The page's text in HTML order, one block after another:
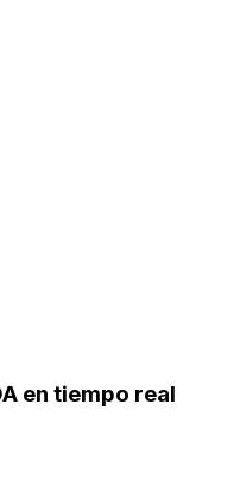
en tiempo real